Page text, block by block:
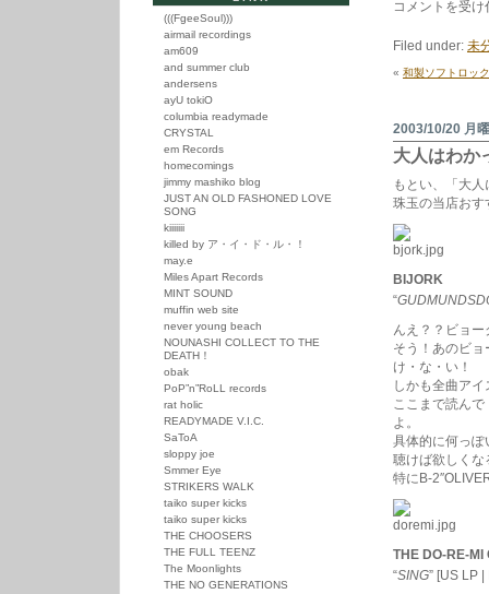
GOODTIME’戦
世
コメントを受
Filed under: 未
« 和製ソフトロッ
2003/10/20 月
大人はわか
もとい、「大
珠玉の当店お
BIJORK
“
んえ？？ビョー
そう！あのビ
け・な・い！
しかも全曲ア
ここまで読ん
よ。
具体的に何っぽ
聴けば欲しくな
特にB-
THE DO-RE-MI
“SING” [US LP
(((FgeeSoul)))
airmail recordings
am609
and summer club
andersens
ayU tokiO
columbia readymade
CRYSTAL
em Records
homecomings
jimmy mashiko blog
JUST AN OLD FASHONED LOVE
SONG
kiiiiiii
killed by ア・イ・ド・ル・！
may.e
Miles Apart Records
MINT SOUND
muffin web site
never young beach
NOUNASHI COLLECT TO THE
DEATH！
obak
PoP”n”RoLL records
rat holic
READYMADE V.I.C.
SaToA
sloppy joe
Smmer Eye
STRIKERS WALK
taiko super kicks
taiko super kicks
THE CHOOSERS
THE FULL TEENZ
The Moonlights
THE NO GENERATIONS